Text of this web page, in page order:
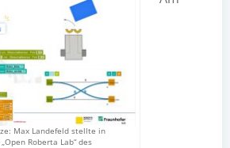
Max Landefeld stellte in
Roberta Lab“ des